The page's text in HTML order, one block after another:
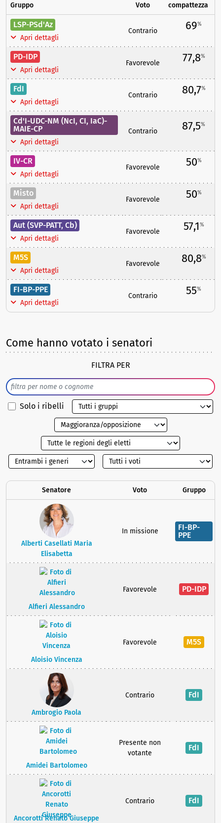
Gruppo Voto compattezza
LSP-PSd'Az
Apri dettagli
Contrario 69%
PD-IDP
Apri dettagli
Favorevole 77,8%
FdI
Apri dettagli
Contrario 80,7%
Cd'I-UDC-NM (NcI, CI, IaC)-
MAIE-CP
Apri dettagli
Contrario 87,5%
IV-CR
Apri dettagli
Favorevole 50%
Misto
Apri dettagli
Favorevole 50%
Aut (SVP-PATT, Cb)
Apri dettagli
Favorevole 57,1%
M5S
Apri dettagli
Favorevole 80,8%
FI-BP-PPE
Apri dettagli
Contrario 55%
Come hanno votato i senatori
FILTRA PER
Solo i ribelli
Senatore Voto Gruppo
Alberti Casellati Maria
Elisabetta
In missione
FI-BP-
PPE
Alfieri Alessandro
Favorevole PD-IDP
Aloisio Vincenza
Favorevole M5S
Ambrogio Paola
Contrario FdI
Amidei Bartolomeo
Presente non
votante
FdI
Ancorotti Renato Giuseppe
Contrario FdI